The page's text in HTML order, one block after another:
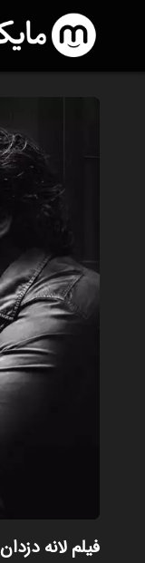
فیلم لانه دزدان ۲: پانترا با دوبله فارسی